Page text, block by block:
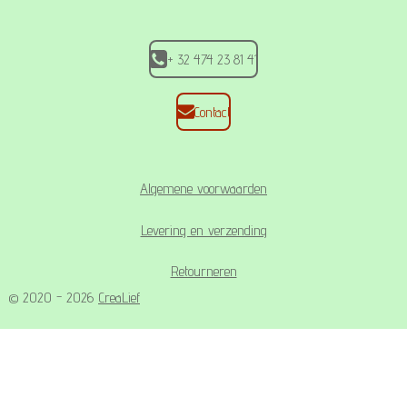
+ 32 474 23 81 41
Contact
Algemene voorwaarden
Levering en verzending
Retourneren
© 2020 - 2026 CreaLief